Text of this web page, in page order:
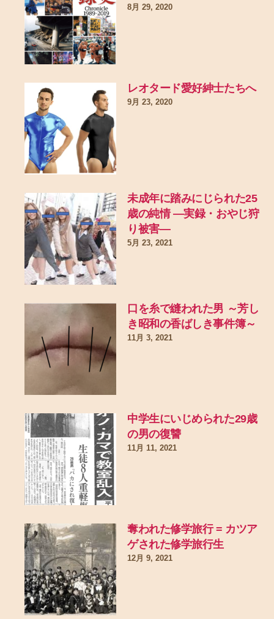
8月 29, 2020
レオタード愛好紳士たちへ
9月 23, 2020
未成年に踏みにじられた25
歳の純情 ―実録・おやじ狩
り被害―
5月 23, 2021
口を糸で縫われた男 ～芳し
き昭和の香ばしき事件簿～
11月 3, 2021
中学生にいじめられた29歳
の男の復讐
11月 11, 2021
奪われた修学旅行 = カツア
ゲされた修学旅行生
12月 9, 2021